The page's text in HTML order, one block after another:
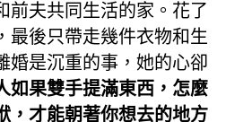
前夫共同生活的家。花了
最後只帶走幾件衣物和生
婚是沉重的事，她的心卻
如果雙手提滿東西，怎麼
，才能朝著你想去的地方